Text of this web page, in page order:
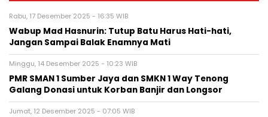
Rabu, 17 Desember 2025 - 16:35 WIB
Wabup Mad Hasnurin: Tutup Batu Harus Hati-hati,
Jangan Sampai Balak Enamnya Mati
Minggu, 14 Desember 2025 - 10:23 WIB
PMR SMAN 1 Sumber Jaya dan SMKN 1 Way Tenong
Galang Donasi untuk Korban Banjir dan Longsor
Jumat, 12 Desember 2025 - 07:05 WIB